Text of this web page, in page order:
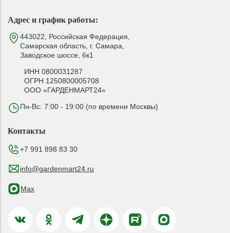
Адрес и график работы:
443022, Российская Федерация,
Самарская область, г. Самара,
Заводское шоссе, 6к1
ИНН 0800031287
ОГРН 1250800005708
ООО «ГАРДЕНМАРТ24»
Пн-Вс: 7:00 - 19:00 (по времени Москвы)
Контакты
+7 991 898 83 30
info@gardenmart24.ru
Max